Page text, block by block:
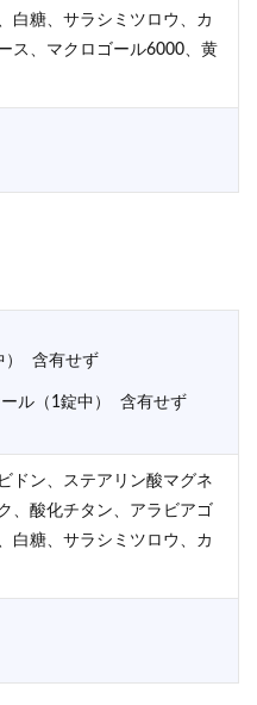
白糖、サラシミツロウ、カ
ス、マクロゴール6000、黄
） 含有せず
ル（1錠中） 含有せず
ドン、ステアリン酸マグネ
、酸化チタン、アラビアゴ
白糖、サラシミツロウ、カ